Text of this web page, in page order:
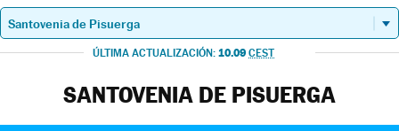
ÚLTIMA ACTUALIZACIÓN: 10.09 CEST
SANTOVENIA DE PISUERGA